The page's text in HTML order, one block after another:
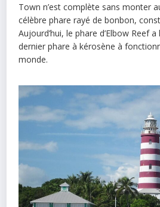
Town n’est complète sans monter
célèbre phare rayé de bonbon,
Aujourd’hui, le phare d’Elbow Reef
dernier phare à kérosène à
monde.